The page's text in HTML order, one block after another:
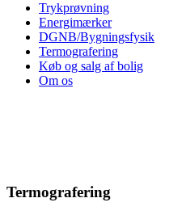
Trykprøvning
Energimærker
DGNB/Bygningsfysik
Termografering
Køb og salg af bolig
Om os
Termografering